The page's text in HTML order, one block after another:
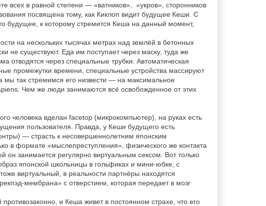
всех в равной степени — «ватников», «укров», сторонников
посвящена тому, как Киклоп видит будущее Кеши. С
будущее, к которому стремится Кеша на данный момент,
на нескольких тысячах метрах над землёй в бетонных
не существуют. Еда им поступает через маску, туда же
отводятся через специальные трубки. Автоматическая
промежутки времени, специальные устройства массируют
так стремимся его низвести — на максимальное
Чем же люди занимаются всё освобожденное от этих
человека вделан facetop (микрокомпьютер), на руках есть
пользователя. Правда, у Кеши будущего есть
— страсть к несовершеннолетним японским
в формате «мыслепреступления», физического же контакта
он занимается регулярно виртуальным сексом. Вот только
японской школьницы в гольфиках и мини-юбке, с
виртуальный, в реальности партнёры находятся
мембрана» с отверстием, которая передает в мозг
и Кеша живет в постоянном страхе, что его